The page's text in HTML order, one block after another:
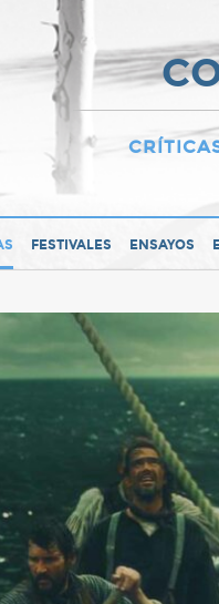
FESTIVALES ENSAYOS